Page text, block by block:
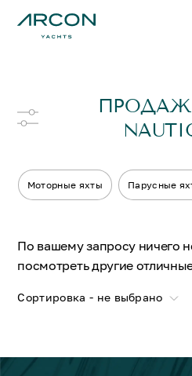
Моторные яхты Парусные
По вашему запросу ничего
посмотреть другие
Сортировка - не выбрано